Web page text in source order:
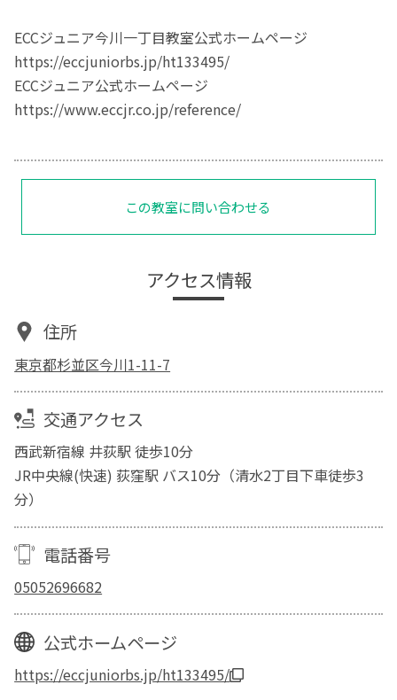
ECCジュニア今川一丁目教室公式ホームページ
https://eccjuniorbs.jp/ht133495/
ECCジュニア公式ホームページ
https://www.eccjr.co.jp/reference/
この教室に問い合わせる
アクセス情報
住所
東京都杉並区今川1-11-7
交通アクセス
西武新宿線 井荻駅 徒歩10分
JR中央線(快速) 荻窪駅 バス10分（清水2丁目下車徒歩3
分）
電話番号
05052696682
公式ホームページ
https://eccjuniorbs.jp/ht133495/